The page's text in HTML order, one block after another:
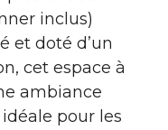
inclus)
et doté d’un
cet espace à
ambiance
pour les